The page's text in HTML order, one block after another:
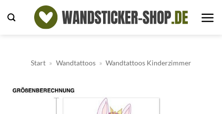
Inhalt
Start » Wandtattoos » Wandtattoos Kinderzimmer